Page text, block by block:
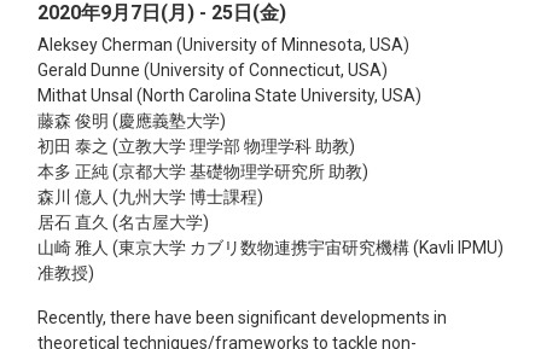
2020年9月7日(月) - 25日(金)
Aleksey Cherman (University of Minnesota, USA)
Gerald Dunne (University of Connecticut, USA)
Mithat Unsal (North Carolina State University, USA)
藤森 俊明 (慶應義塾大学)
初田 泰之 (立教大学 理学部 物理学科 助教)
本多 正純 (京都大学 基礎物理学研究所 助教)
森川 億人 (九州大学 博士課程)
居石 直久 (名古屋大学)
山崎 雅人 (東京大学 カブリ数物連携宇宙研究機構 (Kavli IPMU)
准教授)
Recently, there have been significant developments in
theoretical techniques/frameworks to tackle non-